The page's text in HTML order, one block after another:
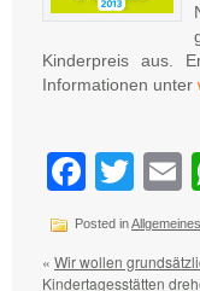
Kinderpreis aus.
Informationen unter
Posted inAllgemeines
« Wir wollen
Kindertagesstätten